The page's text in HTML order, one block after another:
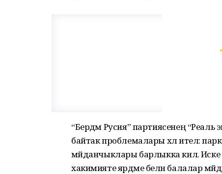
“Бердәм Русия” партиясенең
байтак проблемалары хәл ителә:
мәйданчыклары барлыкка килә. Иске
хакимияте ярдәме белән балалар